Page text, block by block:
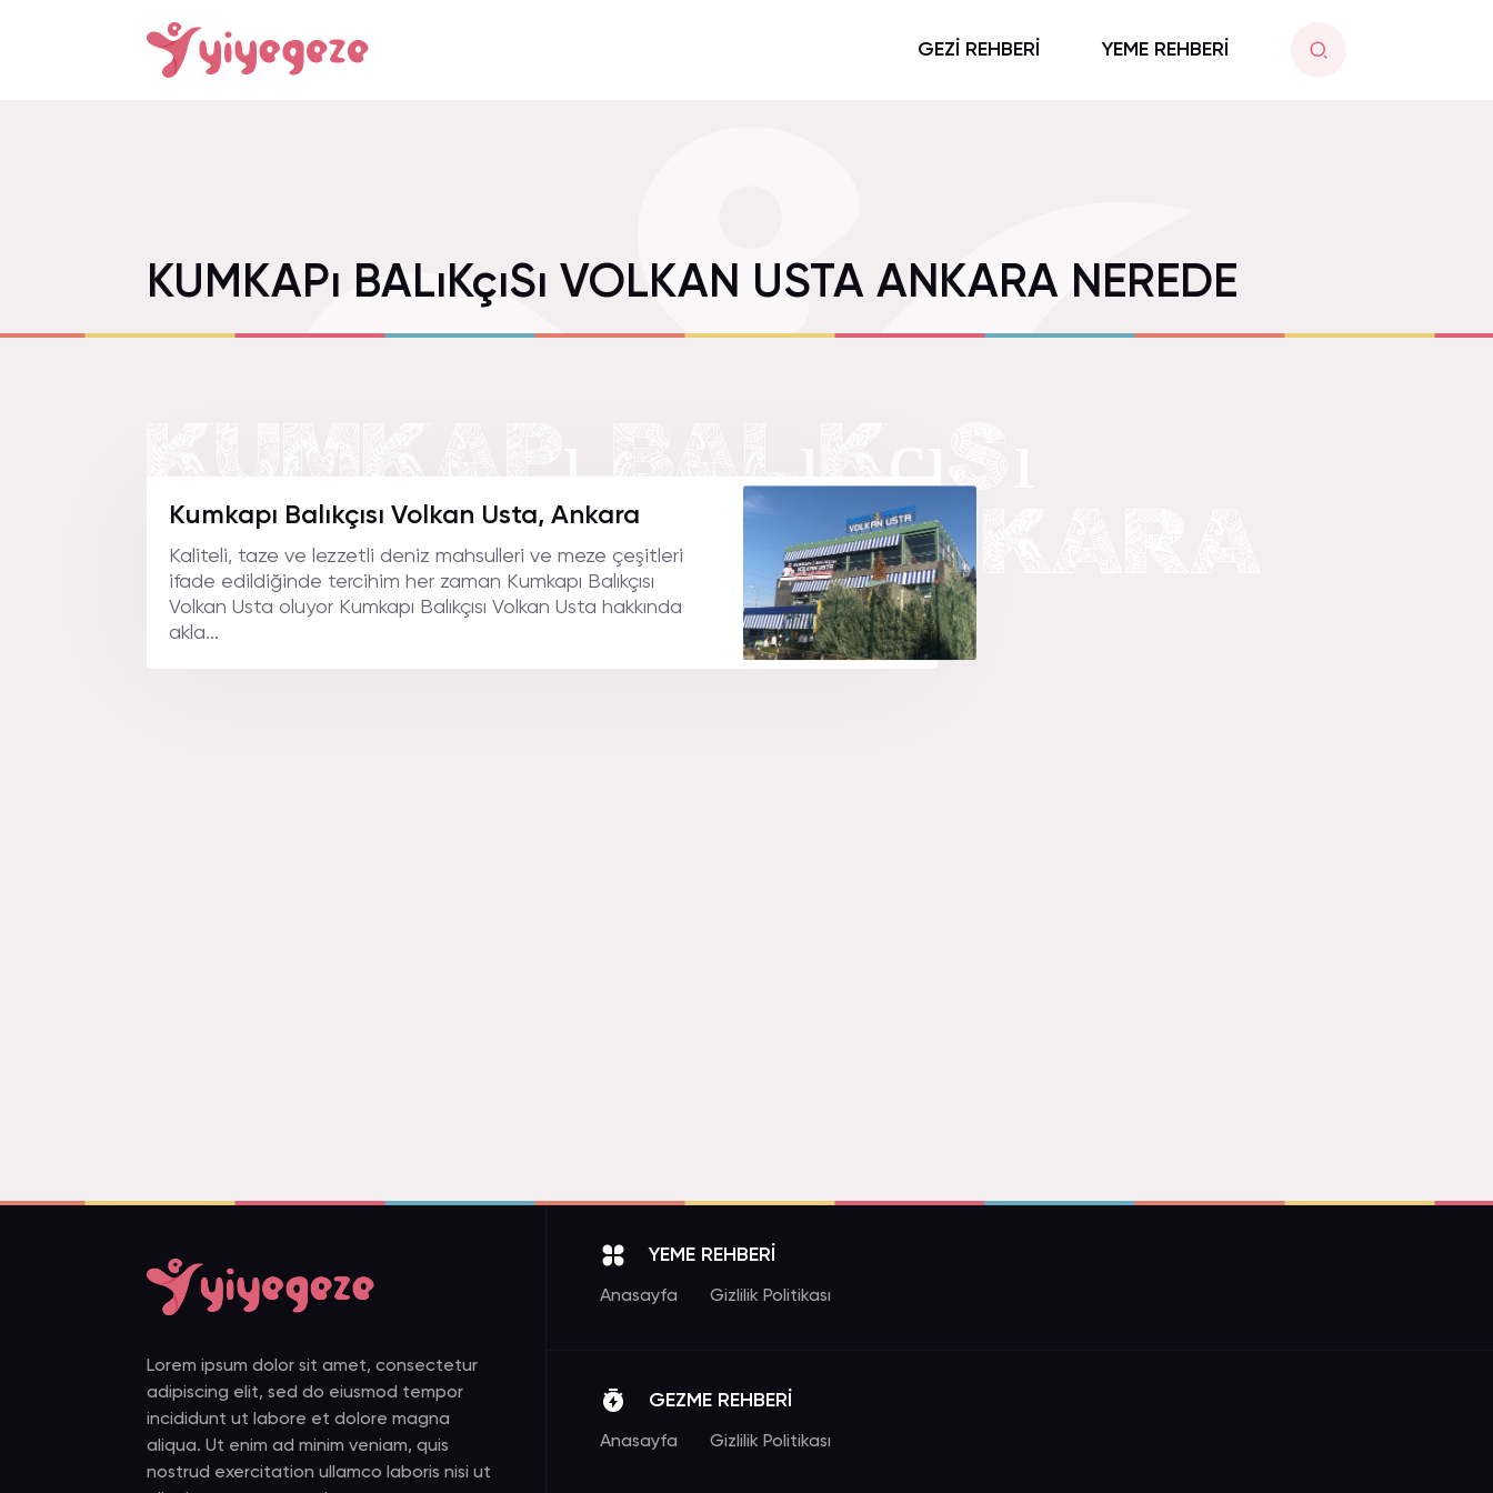
GEZİ REHBERİ YEME REHBERİ
KUMKAPı BALıKçıSı VOLKAN USTA ANKARA NEREDE
KUMKAPı BALıKçıSı
VOLKAN USTA ANKARA
NEREDE.
Kumkapı Balıkçısı Volkan Usta, Ankara
Kaliteli, taze ve lezzetli deniz mahsulleri ve meze çeşitleri
ifade edildiğinde tercihim her zaman Kumkapı Balıkçısı
Volkan Usta oluyor Kumkapı Balıkçısı Volkan Usta hakkında
akla...
Lorem ipsum dolor sit amet, consectetur
adipiscing elit, sed do eiusmod tempor
incididunt ut labore et dolore magna
aliqua. Ut enim ad minim veniam, quis
nostrud exercitation ullamco laboris nisi ut
YEME REHBERİ
Anasayfa Gizlilik Politikası
GEZME REHBERİ
Anasayfa Gizlilik Politikası